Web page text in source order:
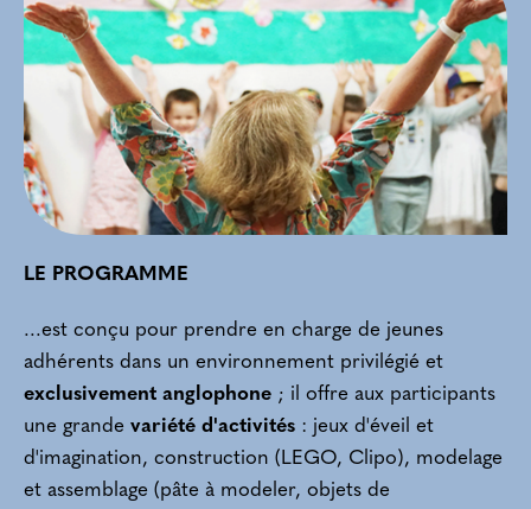
LE PROGRAMME
...est conçu pour prendre en charge de jeunes
adhérents dans un environnement privilégié et
exclusivement anglophone ; il offre aux participants
une grande variété d'activités : jeux d'éveil et
d'imagination, construction (LEGO, Clipo), modelage
et assemblage (pâte à modeler, objets de